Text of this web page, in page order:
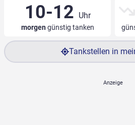
10-12 Uhr
morgengünstig tanken
Tankstellen in